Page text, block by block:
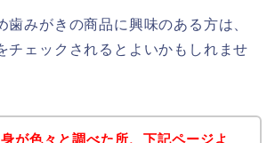
歯みがきの商品に興味のある方は、
チェックされるとよいかもしれませ
が色々と調べた所、下記ページよ